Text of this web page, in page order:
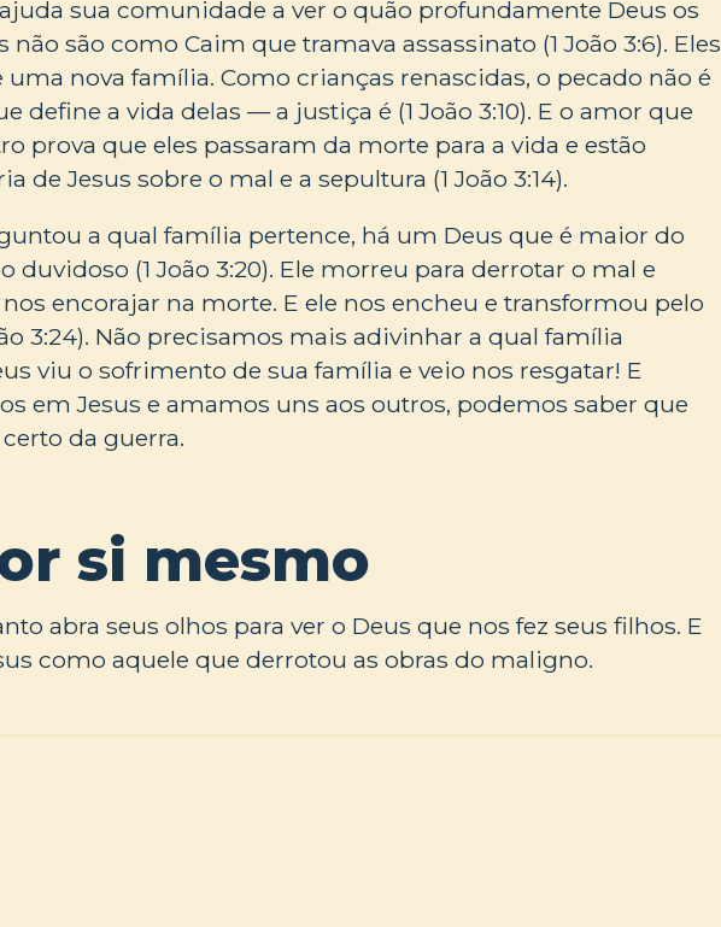
sua comunidade a ver o quão profundamente Deus os
não são como Caim que tramava assassinato (1 João 3:6). Eles
nova família. Como crianças renascidas, o pecado não é
define a vida delas — a justiça é (1 João 3:10). E o amor que
prova que eles passaram da morte para a vida e estão
de Jesus sobre o mal e a sepultura (1 João 3:14).
a qual família pertence, há um Deus que é maior do
duvidoso (1 João 3:20). Ele morreu para derrotar o mal e
encorajar na morte. E ele nos encheu e transformou pelo
3:24). Não precisamos mais adivinhar a qual família
viu o sofrimento de sua família e veio nos resgatar! E
em Jesus e amamos uns aos outros, podemos saber que
da guerra.
si mesmo
abra seus olhos para ver o Deus que nos fez seus filhos. E
como aquele que derrotou as obras do maligno.